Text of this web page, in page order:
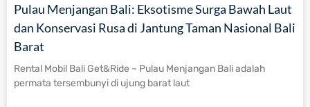
Pulau Menjangan Bali: Eksotisme Surga Bawah Laut
dan Konservasi Rusa di Jantung Taman Nasional Bali
Barat
Rental Mobil Bali Get&Ride – Pulau Menjangan Bali adalah
permata tersembunyi di ujung barat laut